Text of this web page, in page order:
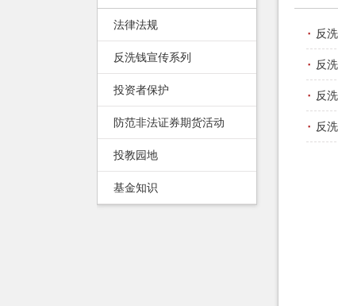
法律法规
反洗钱宣传系列
投资者保护
防范非法证券期货活动
投教园地
基金知识
· 反
· 反
· 反
· 反